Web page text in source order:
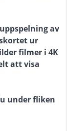
av
ur
filmer i 4K
att visa
under fliken